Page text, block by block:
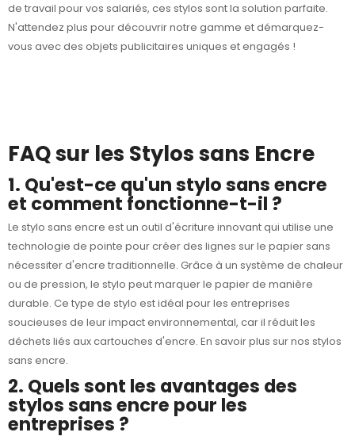
de travail pour vos salariés, ces stylos sont la solution parfaite.
N'attendez plus pour découvrir notre gamme et démarquez-
vous avec des objets publicitaires uniques et engagés !
FAQ sur les Stylos sans Encre
1. Qu'est-ce qu'un stylo sans encre
et comment fonctionne-t-il ?
Le stylo sans encre est un outil d'écriture innovant qui utilise une
technologie de pointe pour créer des lignes sur le papier sans
nécessiter d'encre traditionnelle. Grâce à un système de chaleur
ou de pression, le stylo peut marquer le papier de manière
durable. Ce type de stylo est idéal pour les entreprises
soucieuses de leur impact environnemental, car il réduit les
déchets liés aux cartouches d'encre. En savoir plus sur nos stylos
sans encre.
2. Quels sont les avantages des
stylos sans encre pour les
entreprises ?